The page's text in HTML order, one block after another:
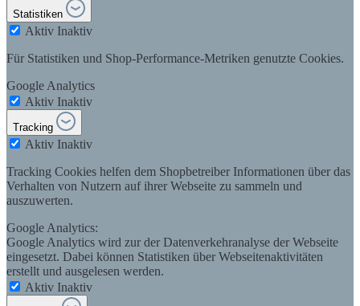
Statistiken
Aktiv Inaktiv
Für Statistiken und Shop-Performance-Metriken genutzte Cookies.
Google Analytics
Aktiv Inaktiv
Tracking
Aktiv Inaktiv
Tracking Cookies helfen dem Shopbetreiber Informationen über das
Verhalten von Nutzern auf ihrer Webseite zu sammeln und
auszuwerten.
Google Analytics:
Google Analytics wird zur der Datenverkehranalyse der Webseite
eingesetzt. Dabei können Statistiken über Webseitenaktivitäten
erstellt und ausgelesen werden.
Aktiv Inaktiv